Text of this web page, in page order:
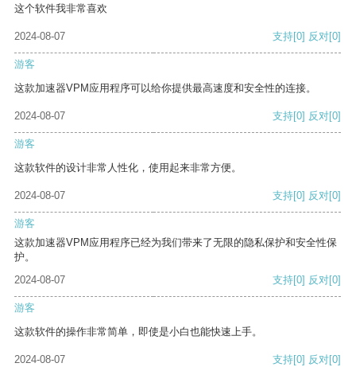
这个软件我非常喜欢
2024-08-07 支持[0] 反对[0]
游客
这款加速器VPM应用程序可以给你提供最高速度和安全性的连接。
2024-08-07 支持[0] 反对[0]
游客
这款软件的设计非常人性化，使用起来非常方便。
2024-08-07 支持[0] 反对[0]
游客
这款加速器VPM应用程序已经为我们带来了无限的隐私保护和安全性保
护。
2024-08-07
支持[0] 反对[0]
游客
这款软件的操作非常简单，即使是小白也能快速上手。
2024-08-07 支持[0] 反对[0]